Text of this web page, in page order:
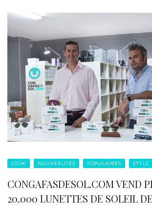
LOOK NOUVEAUTÉS POPULAIRES STYLE
CONGAFASDESOL.COM VEND
20.000 LUNETTES DE SOLEIL